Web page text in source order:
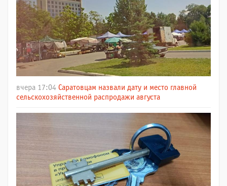
вчера 17:04 Саратовцам назвали дату и место главной
сельскохозяйственной распродажи августа